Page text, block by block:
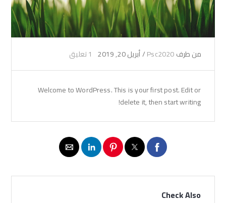
من طرفPsc2020
/أبريل 20, 2019 1 تعليق
Welcome to WordPress. This is your first post. Edit or
delete it, then start writing!
Check Also